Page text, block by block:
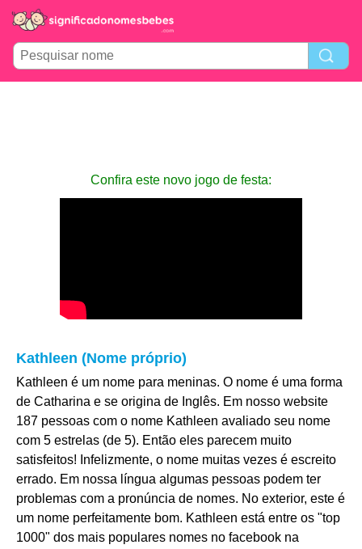
Confira este novo jogo de festa:
Kathleen (Nome próprio)
Kathleen é um nome para meninas. O nome é uma forma
de Catharina e se origina de Inglês. Em nosso website
187 pessoas com o nome Kathleen avaliado seu nome
com 5 estrelas (de 5). Então eles parecem muito
satisfeitos! Infelizmente, o nome muitas vezes é escreito
errado. Em nossa língua algumas pessoas podem ter
problemas com a pronúncia de nomes. No exterior, este é
um nome perfeitamente bom. Kathleen está entre os "top
1000" dos mais populares nomes no facebook na